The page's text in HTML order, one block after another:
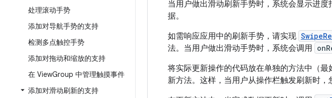
处理滚动手势
添加对导航手势的支持
检测多点触控手势
添加对拖动和缩放的支持
在 ViewGroup 中管理触摸事件
添加对滑动刷新的支持
当用户做出滑动刷新手势时，系统会显示进
据。
如需响应应用中的刷新手势，请实现
法。当用户做出滑动手势时，系统会调用
将实际更新操作的代码放在单独的方法中（最
新方法。这样，当用户从操作栏触发刷新时，